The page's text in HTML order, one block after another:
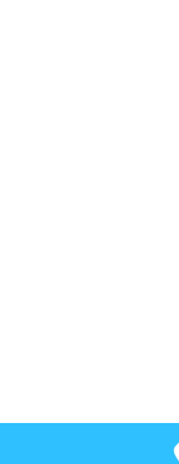
Copyright